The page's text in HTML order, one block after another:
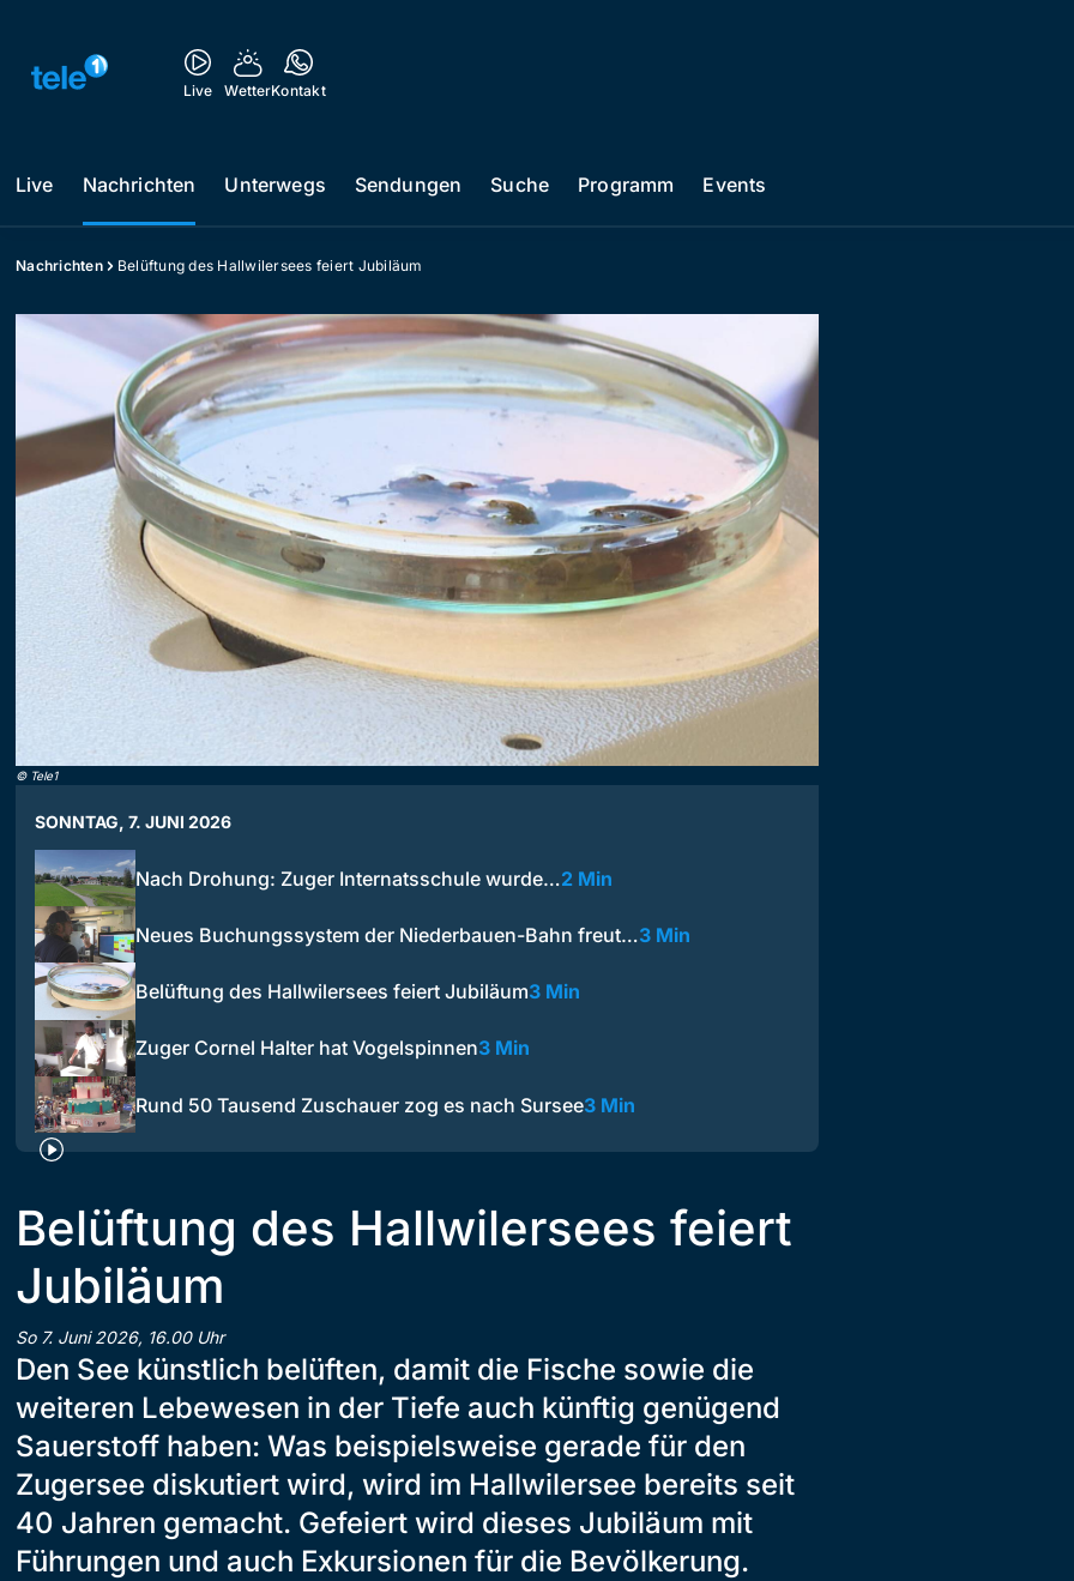
Live WetterKontakt
Live Nachrichten Unterwegs Sendungen Suche Programm Events
Nachrichten Belüftung des Hallwilersees feiert Jubiläum
© Tele1
SONNTAG, 7. JUNI 2026
Nach Drohung: Zuger Internatsschule wurde…2 Min
Neues Buchungssystem der Niederbauen-Bahn freut…3 Min
Belüftung des Hallwilersees feiert Jubiläum3 Min
Zuger Cornel Halter hat Vogelspinnen3 Min
Rund 50 Tausend Zuschauer zog es nach Sursee3 Min
Belüftung des Hallwilersees feiert
Jubiläum
So 7. Juni 2026, 16.00 Uhr
Den See künstlich belüften, damit die Fische sowie die
weiteren Lebewesen in der Tiefe auch künftig genügend
Sauerstoff haben: Was beispielsweise gerade für den
Zugersee diskutiert wird, wird im Hallwilersee bereits seit
40 Jahren gemacht. Gefeiert wird dieses Jubiläum mit
Führungen und auch Exkursionen für die Bevölkerung.